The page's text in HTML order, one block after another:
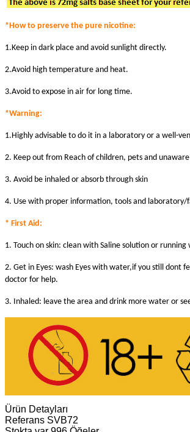
*How to preserve the pure nicotine:
1.Keep in dark place and avoid sunlight directly.
2.Avoid high temperature and heat.
3.Avoid to expose in air for long time.
*Warning:
1.Highly advisable to do it in a laboratory or a well-
2. Keep out from Reach of children, pets and
3. Avoid be inhaled or absorb through skin
4. Use with proper information, tools and laboratory/
* First Aid:
1. Touch on skin: clean with Saline solution or running
2. Get in Eyes: wash Eyes with water,if you still dont
doctor for help.
3. Inhaled: leave the area and drink more water or
Ürün Detayları
Referans SVB72